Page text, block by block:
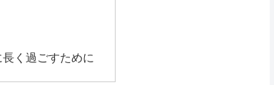
く過ごすために